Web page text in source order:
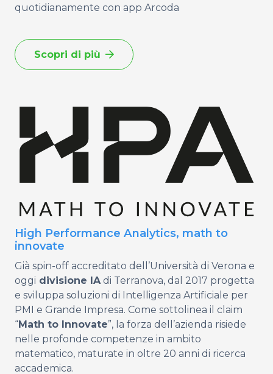
quotidianamente con app Arcoda
Scopri di più
High Performance Analytics, math to
innovate
Già spin-off accreditato dell’Università di Verona e
oggi divisione IAdi Terranova, dal 2017 progetta
e sviluppa soluzioni di Intelligenza Artificiale per
PMI e Grande Impresa. Come sottolinea il claim
“Math to Innovate”, la forza dell’azienda risiede
nelle profonde competenze in ambito
matematico, maturate in oltre 20 anni di ricerca
accademica.